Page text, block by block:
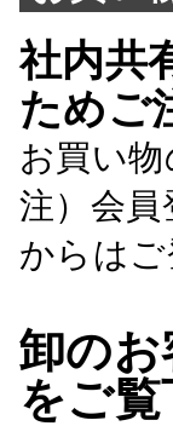
社内共
ためご
お買い
注）会
からはご
卸の
をご覧